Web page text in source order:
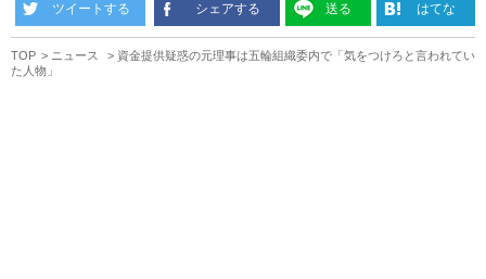
ツイートする シェアする 送る はてな
TOP ニュース
資金提供疑惑の元理事は五輪組織委内で「気をつけろと言われてい
た人物」